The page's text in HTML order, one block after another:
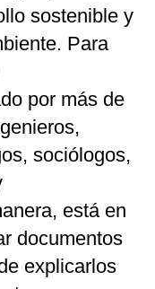
sostenible y
Para
por más de
sociólogos,
está en
documentos
explicarlos